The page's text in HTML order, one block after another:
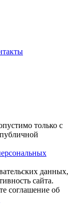
только с
данных,
сайта.
соглашение об